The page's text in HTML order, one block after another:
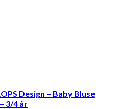
Design – Baby Bluse
3/4 år